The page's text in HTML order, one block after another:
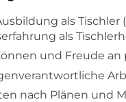
als
als
und Freude an
nach Plänen und